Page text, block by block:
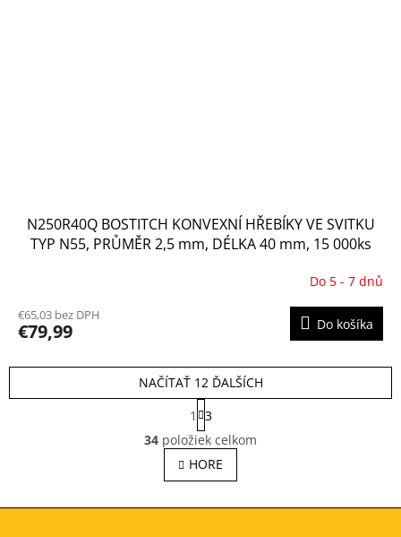
N250R40Q BOSTITCH KONVEXNÍ HŘEBÍKY VE SVITKU
TYP N55, PRŮMĚR 2,5 mm, DÉLKA 40 mm, 15 000ks
Do 5 - 7 dnů
€65,03 bez DPH
€79,99 Do košíka
O
v
l
á
NAČÍTAŤ 12 ĎALŠÍCH
S
t
r
á
n
k
v
1
3
34 položiek celkom
HORE
Z